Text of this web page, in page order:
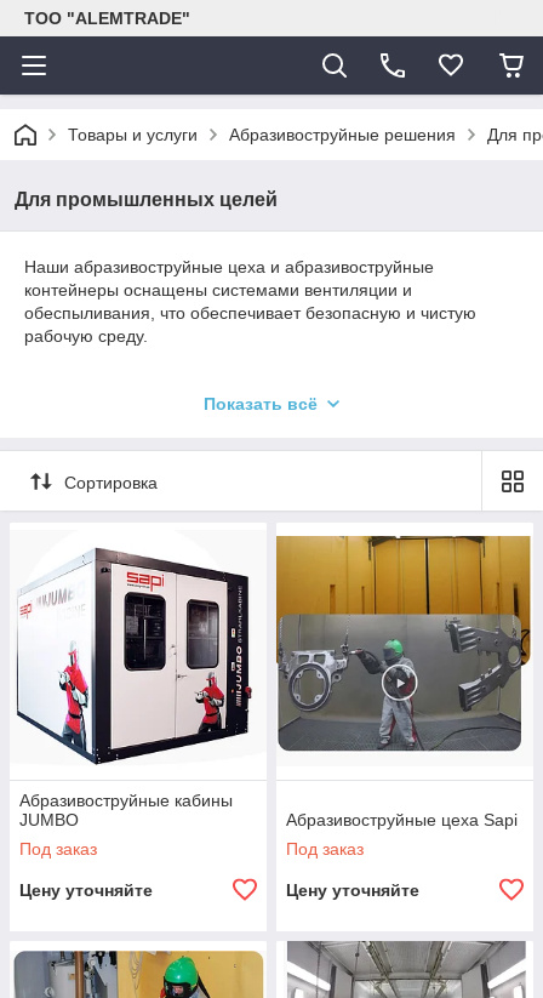
ТОО "ALEMTRADE"
Товары и услуги Абразивоструйные решения Для
Для промышленных целей
Наши абразивоструйные цеха и абразивоструйные
контейнеры оснащены системами вентиляции и
обеспыливания, что обеспечивает безопасную и чистую
рабочую среду.
точно контролировать процесс струйной обработки, что
отраслей промышленности и позволяют нашим Клиентам
достичь желаемой отделки поверхности их материалов.
Показать всё
Сортировка
Абразивоструйные кабины
JUMBO
Под заказ
Цену уточняйте
Абразивоструйные цеха Sapi
Под заказ
Цену уточняйте